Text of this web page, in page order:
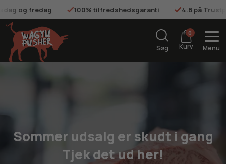
tilfredshedsgaranti 4.8 på Trustpilot Gratis fragt på
Søg
0
Kurv Menu
Sommer udsalg er skudt i gang
Tjek det ud her!